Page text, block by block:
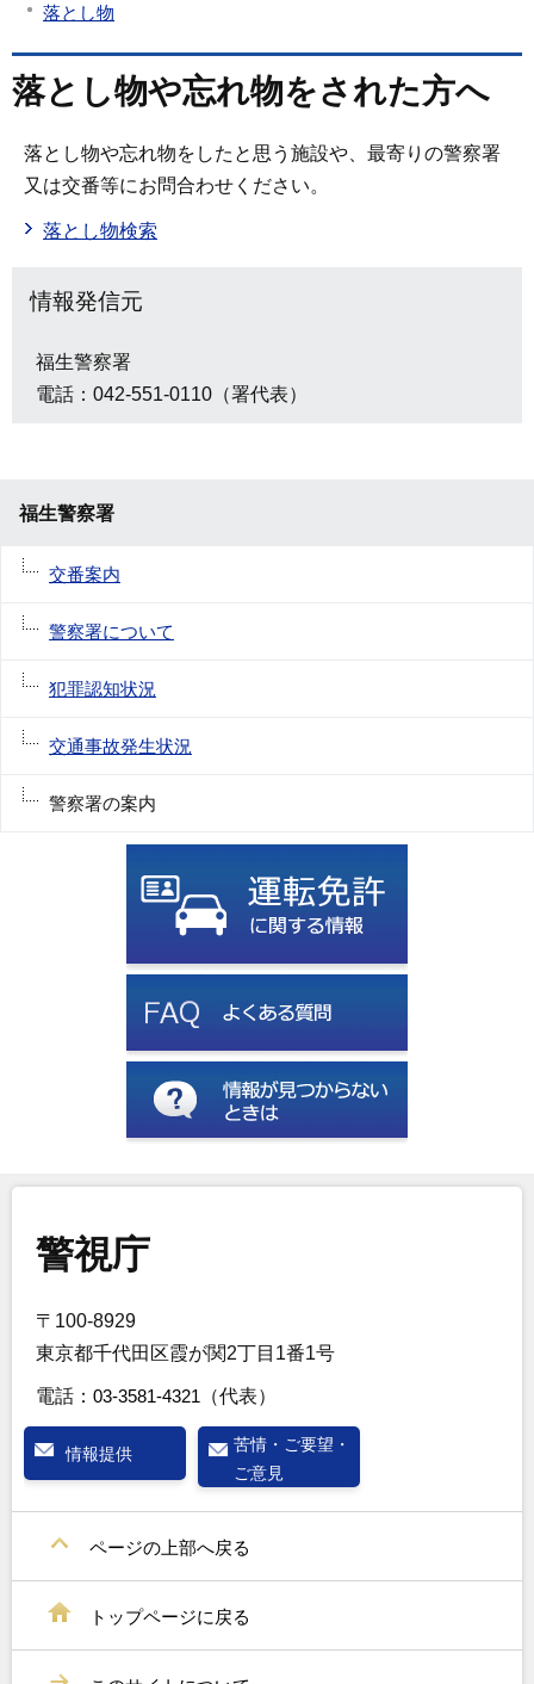
落とし物
落とし物や忘れ物をされた方へ
落とし物や忘れ物をしたと思う施設や、最寄りの警察署
又は交番等にお問合わせください。
落とし物検索
情報発信元
福生警察署
電話：042-551-0110（署代表）
福生警察署
交番案内
警察署について
犯罪認知状況
交通事故発生状況
警察署の案内
警視庁
〒100-8929
東京都千代田区霞が関2丁目1番1号
電話： 03-3581-4321 （代表）
情報提供
苦情・ご要望・
ご意見
ページの上部へ戻る
トップページに戻る